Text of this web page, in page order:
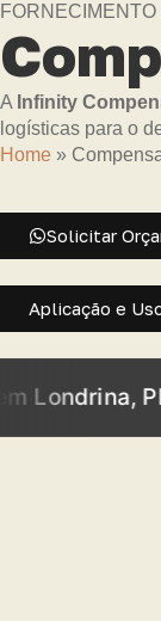
A Infinity
logísticas para o
Home »
Solicitar
Aplicação e
PR